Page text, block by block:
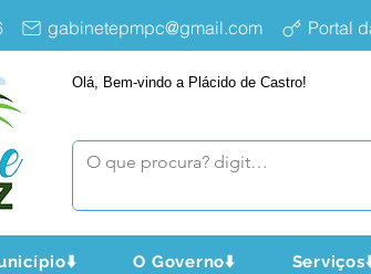
gabinetepmpc@gmail.com Portal
Olá, Bem-vindo a Plácido de Castro!
O Governo⬇️